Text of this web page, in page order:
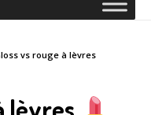
vs rouge à lèvres